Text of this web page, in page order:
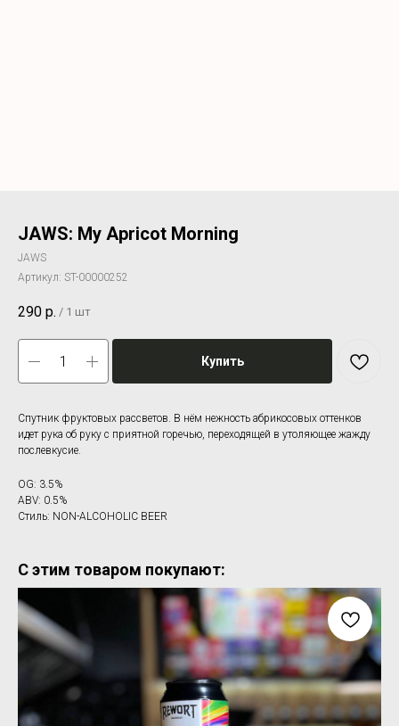
JAWS: My Apricot Morning
JAWS
Артикул: ST-00000252
290 р. / 1 шт
Купить
Спутник фруктовых рассветов. В нём нежность абрикосовых оттенков
идет рука об руку с приятной горечью, переходящей в утоляющее жажду
послевкусие.
OG: 3.5%
ABV: 0.5%
Стиль: NON-ALCOHOLIC BEER
С этим товаром покупают: